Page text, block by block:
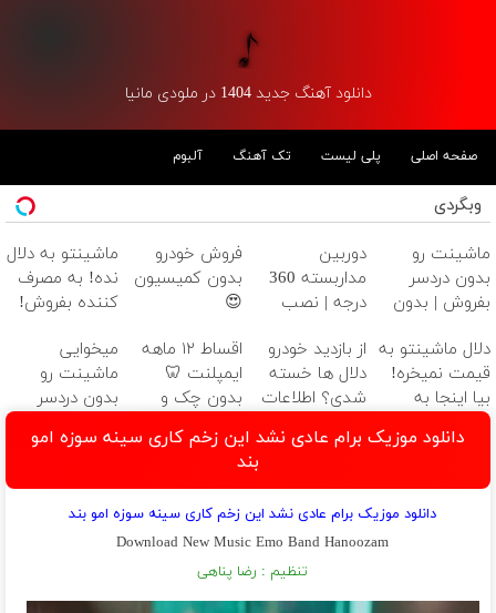
دانلود آهنگ جدید 1404 در ملودی مانیا
صفحه اصلی پلی لیست تک آهنگ آلبوم
وبگردی
ماشینت رو
بدون دردسر
بفروش | بدون
دوربین
مداربسته 360
درجه | نصب
فروش خودرو
بدون کمیسیون
😍
ماشینتو به دلال
نده! به مصرف
کننده بفروش!
یک تماس
دلال ماشینتو به
قیمت نمیخره!
بیا اینجا به
قیمت
بفروش*فقط
از بازدید خودرو
دلال ها خسته
شدی؟ اطلاعات
اینجا ثبت کن
اقساط ۱۲ ماهه
ایمپلنت 🦷
بدون چک و
امروز اقدام کن
✅
میخوایی
ماشینت رو
بدون دردسر
کمیسیون
دانلود موزیک برام عادی نشد این زخم کاری سینه سوزه امو
بند
دانلود موزیک برام عادی نشد این زخم کاری سینه سوزه امو بند
Download New Music Emo Band Hanoozam
تنظیم : رضا پناهی